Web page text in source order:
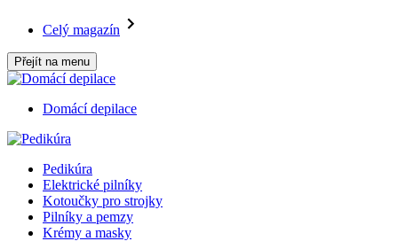
Celý magazín
Přejít na menu
Domácí depilace
Pedikúra
Elektrické pilníky
Kotoučky pro strojky
Pilníky a pemzy
Krémy a masky